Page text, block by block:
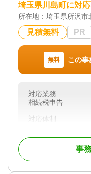
埼玉県川島町に対
所在地： 埼玉県所沢市
見積無料 PR
無料 この事
対応業務
相続税申告
対応体制
事